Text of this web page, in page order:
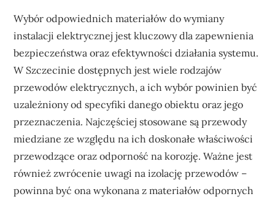
Wybór odpowiednich materiałów do wymiany
instalacji elektrycznej jest kluczowy dla zapewnienia
bezpieczeństwa oraz efektywności działania systemu.
W Szczecinie dostępnych jest wiele rodzajów
przewodów elektrycznych, a ich wybór powinien być
uzależniony od specyfiki danego obiektu oraz jego
przeznaczenia. Najczęściej stosowane są przewody
miedziane ze względu na ich doskonałe właściwości
przewodzące oraz odporność na korozję. Ważne jest
również zwrócenie uwagi na izolację przewodów –
powinna być ona wykonana z materiałów odpornych